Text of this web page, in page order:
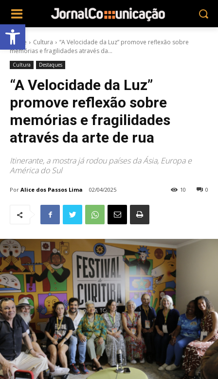
Abrir a barra de ferramentas
Home Cultura
“A Velocidade da Luz” promove reflexão sobre
memórias e fragilidades através da...
Cultura Destaques
“A Velocidade da Luz”
promove reflexão sobre
memórias e fragilidades
através da arte de rua
Itinerante, a mostra já rodou países da Ásia, Europa e
América do Sul
Por Alice dos Passos Lima 02/04/2025 0
10